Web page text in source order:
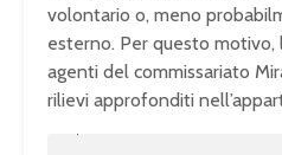
volontario o, meno
esterno. Per questo motivo,
agenti del commissariato
rilievi approfonditi